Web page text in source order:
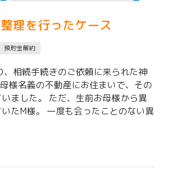
理を行ったケース
預貯金解約
相続手続きのご依頼に来られた神
様名義の不動産にお住まいで、その
ました。 ただ、生前お母様から異
たM様。 一度も会ったことのない異